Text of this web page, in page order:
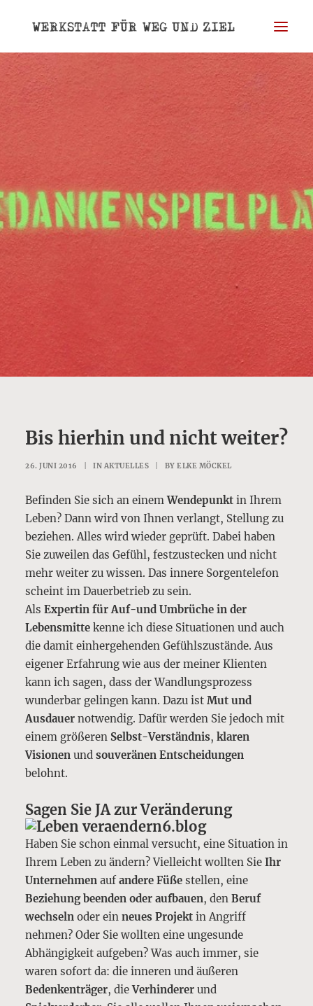
WERKSTATT
WEG
BLOG
PORTRAIT
REFERENZEN
KONTAKT
Bis hierhin und nicht weiter?
26. JUNI 2016 IN AKTUELLES BY ELKE MÖCKEL
Befinden Sie sich an einemWendepunkt in Ihrem
Leben? Dann wird von Ihnen verlangt, Stellung zu
beziehen. Alles wird wieder geprüft. Dabei haben
Sie zuweilen das Gefühl, festzustecken und nicht
mehr weiter zu wissen. Das innere Sorgentelefon
scheint im Dauerbetrieb zu sein.
Als Expertin für Auf-und Umbrüche in der
Lebensmitte kenne ich diese Situationen und auch
die damit einhergehenden Gefühlszustände. Aus
eigener Erfahrung wie aus der meiner Klienten
kann ich sagen, dass der Wandlungsprozess
wunderbar gelingen kann. Dazu ist Mut und
Ausdauer notwendig. Dafür werden Sie jedoch mit
einem größeren Selbst-Verständnis, klaren
Visionen und souveränen Entscheidungen
belohnt.
Sagen Sie JA zur Veränderung
Haben Sie schon einmal versucht, eine Situation in
Ihrem Leben zu ändern? Vielleicht wollten Sie Ihr
Unternehmen aufandere Füße stellen, eine
Beziehung beenden oder aufbauen, den Beruf
wechseln oder ein neues Projekt in Angriff
nehmen? Oder Sie wollten eine ungesunde
Abhängigkeit aufgeben? Was auch immer, sie
waren sofort da: die inneren und äußeren
Bedenkenträger, dieVerhinderer und